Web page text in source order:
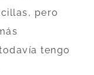
pero
tengo